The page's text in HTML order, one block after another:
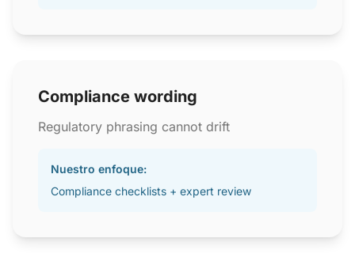
Compliance wording
Regulatory phrasing cannot drift
Nuestro enfoque:
Compliance checklists + expert review